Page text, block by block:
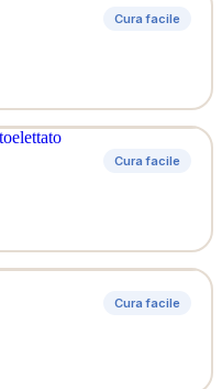
Cura facile
Cura facile
Cura facile